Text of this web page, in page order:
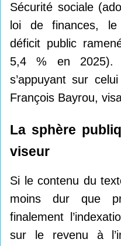
Sécurité sociale
loi de finances, le
déficit public
5,4 % en 2025).
s’appuyant sur
François Bayrou,
La sphère
viseur
Si le contenu du
moins dur que
finalement
sur le revenu à